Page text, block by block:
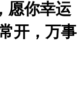
愿你幸运
开，万事